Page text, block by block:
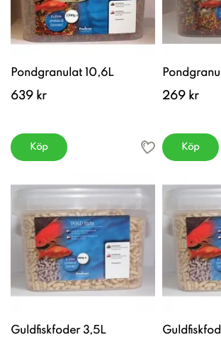
Pondgranulat 10,6L
639 kr
Köp
269 kr
Köp
Guldfiskfoder 3,5L